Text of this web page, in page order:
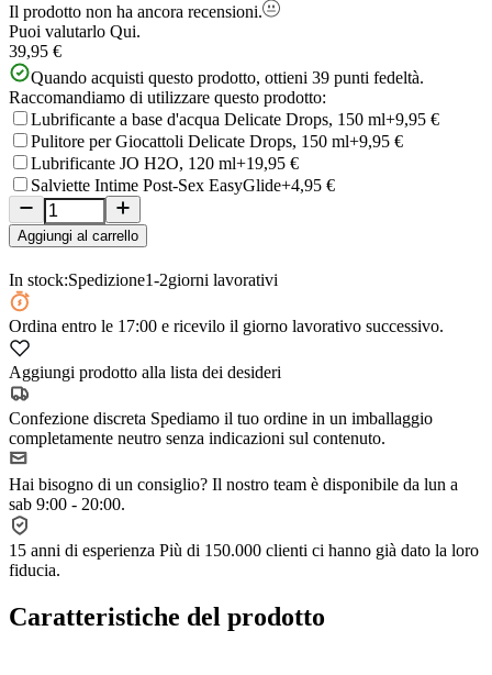
Il prodotto non ha ancora recensioni.
Puoi valutarlo Qui.
39,95 €
Quando acquisti questo prodotto, ottieni 39 punti fedeltà.
Raccomandiamo di utilizzare questo prodotto:
Lubrificante a base d'acqua Delicate Drops, 150 ml+9,95 €
Pulitore per Giocattoli Delicate Drops, 150 ml+9,95 €
Lubrificante JO H2O, 120 ml+19,95 €
Salviette Intime Post-Sex EasyGlide+4,95 €
Aggiungi al carrello
In stock:Spedizione1-2giorni lavorativi
Ordina entro le 17:00 e ricevilo il giorno lavorativo successivo.
Aggiungi prodotto alla lista dei desideri
Confezione discreta Spediamo il tuo ordine in un imballaggio
completamente neutro senza indicazioni sul contenuto.
Hai bisogno di un consiglio? Il nostro team è disponibile da lun a
sab 9:00 - 20:00.
15 anni di esperienza Più di 150.000 clienti ci hanno già dato la loro
fiducia.
Caratteristiche del prodotto